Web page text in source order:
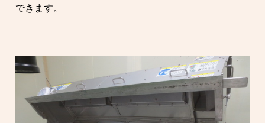
できます。